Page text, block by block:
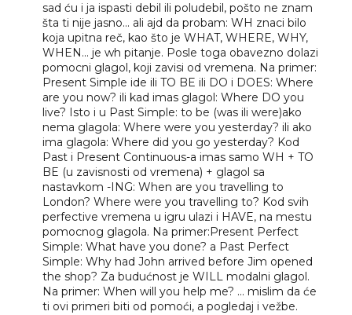
sad ću i ja ispasti debil ili poludebil, pošto ne znam
šta ti nije jasno... ali ajd da probam: WH znaci bilo
koja upitna reč, kao što je WHAT, WHERE, WHY,
WHEN... je wh pitanje. Posle toga obavezno dolazi
pomocni glagol, koji zavisi od vremena. Na primer:
Present Simple ide ili TO BE ili DO i DOES: Where
are you now? ili kad imas glagol: Where DO you
live? Isto i u Past Simple: to be (was ili were)ako
nema glagola: Where were you yesterday? ili ako
ima glagola: Where did you go yesterday? Kod
Past i Present Continuous-a imas samo WH + TO
BE (u zavisnosti od vremena) + glagol sa
nastavkom -ING: When are you travelling to
London? Where were you travelling to? Kod svih
perfective vremena u igru ulazi i HAVE, na mestu
pomocnog glagola. Na primer:Present Perfect
Simple: What have you done? a Past Perfect
Simple: Why had John arrived before Jim opened
the shop? Za budućnost je WILL modalni glagol.
Na primer: When will you help me? ... mislim da će
ti ovi primeri biti od pomoći, a pogledaj i vežbe.